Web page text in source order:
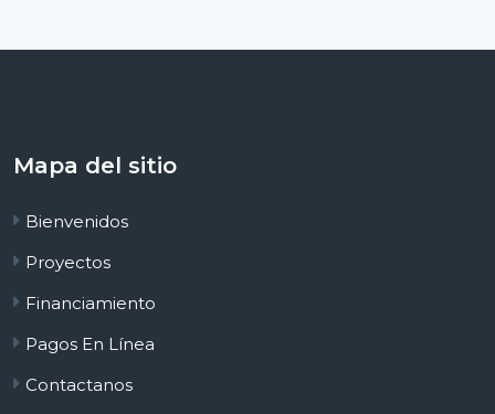
Mapa del sitio
Bienvenidos
Proyectos
Financiamiento
Pagos En Línea
Contactanos